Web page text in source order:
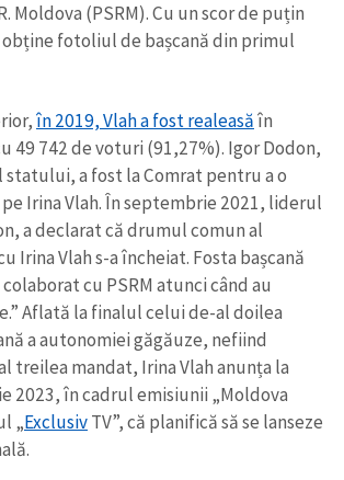
Moldova (PSRM). Cu un scor de puțin
obține fotoliul de bașcană din primul
în 2019, Vlah a fost realeasăîn
49 742 de voturi (91,27%). Igor Dodon,
statului, a fost la Comrat pentru a o
Irina Vlah. În septembrie 2021, liderul
a declarat că drumul comun al
Irina Vlah s-a încheiat. Fosta bașcană
cu PSRM atunci când au
Aflată la finalul celui de-al doilea
a autonomiei găgăuze, nefiind
treilea mandat, Irina Vlah anunța la
2023, în cadrul emisiunii „Moldova
„ExclusivTV”, că planifică să se lanseze